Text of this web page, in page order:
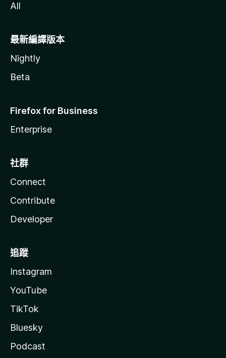
All
最新編譯版本
Nightly
Beta
Firefox for Business
Enterprise
社群
Connect
Contribute
Developer
追蹤
Instagram
YouTube
TikTok
Bluesky
Podcast